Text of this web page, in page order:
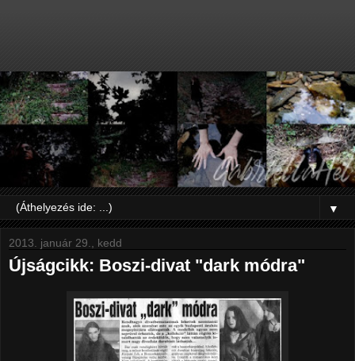
▼
2013. január 29., kedd
Újságcikk: Boszi-divat "dark módra"